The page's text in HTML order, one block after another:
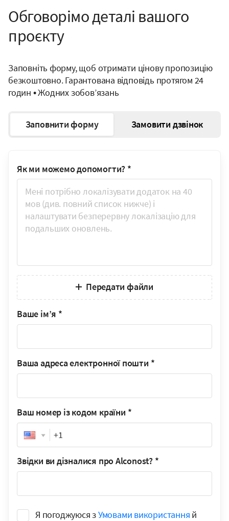
Обговорімо деталі вашого
проєкту
Заповніть форму, щоб отримати цінову пропозицію
безкоштовно. Гарантована відповідь протягом 24
годин • Жодних зобов’язань
Заповнити форму Замовити дзвінок
Як ми можемо допомогти? *
Передати файли
Ваше ім’я *
Ваша адреса електронної пошти *
Ваш номер із кодом країни *
Phone
Звідки ви дізналися про Alconost? *
Я погоджуюся зУмовами використання й